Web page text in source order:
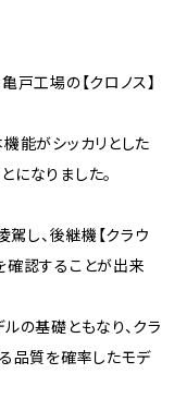
戸工場の【クロノス】
機能がシッカリとした
になりました。
駕し、後継機【クラウ
確認することが出来
の基礎ともなり、クラ
品質を確率したモデ